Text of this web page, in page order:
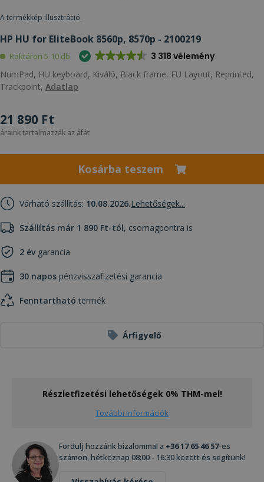
A termékkép illusztráció.
HP HU for EliteBook 8560p, 8570p - 2100219
Raktáron 5-10 db 3 318 vélemény
NumPad, HU keyboard, Kiváló, Black frame, EU Layout, Reprinted,
Trackpoint, Adatlap
21 890 Ft
áraink tartalmazzák az áfát
Kosárba teszem
Várható szállítás: 10.08.2026.Lehetőségek...
Szállítás már 1 890 Ft-tól, csomagpontra is
2 évgarancia
30 napos pénzvisszafizetési garancia
Fenntartható termék
Árfigyelő
Részletfizetési lehetőségek 0% THM-mel!
További információk
Fordulj hozzánk bizalommal a +36 17 65 46 57-es
számon, hétköznap 08:00 - 16:30 között és segítünk!